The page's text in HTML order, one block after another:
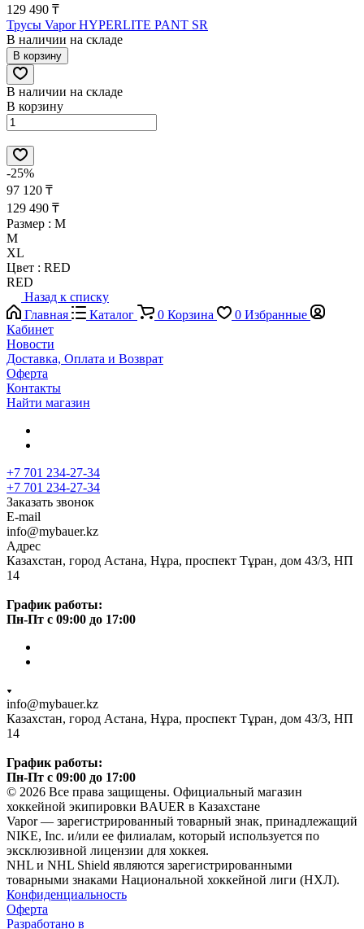
129 490 ₸
Трусы Vapor HYPERLITE PANT SR
В наличии на складе
В корзину
В наличии на складе
В корзину
-25%
97 120 ₸
129 490 ₸
Размер : M
M
XL
Цвет : RED
RED
Назад к списку
Главная
Каталог 0 Корзина 0 Избранные
Кабинет
Новости
Доставка, Оплата и Возврат
Оферта
Контакты
Найти магазин
+7 701 234-27-34
+7 701 234-27-34
Заказать звонок
E-mail
info@mybauer.kz
Адрес
Казахстан, город Астана, Нұра, проспект Тұран, дом 43/3, НП
14
График работы:
Пн-Пт с 09:00 до 17:00
info@mybauer.kz
Казахстан, город Астана, Нұра, проспект Тұран, дом 43/3, НП
14
График работы:
Пн-Пт с 09:00 до 17:00
© 2026 Все права защищены. Официальный магазин
хоккейной экипировки BAUER в Казахстане
Vapor — зарегистрированный товарный знак, принадлежащий
NIKE, Inc. и/или ее филиалам, который используется по
эксклюзивной лицензии для хоккея.
NHL и NHL Shield являются зарегистрированными
товарными знаками Национальной хоккейной лиги (НХЛ).
Конфиденциальность
Оферта
Разработано в